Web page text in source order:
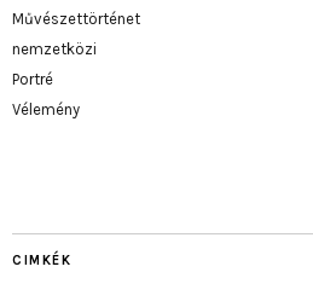
Művészettörténet
nemzetközi
Portré
Vélemény
CIMKÉK